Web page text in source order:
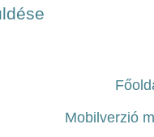
Mobilverzió